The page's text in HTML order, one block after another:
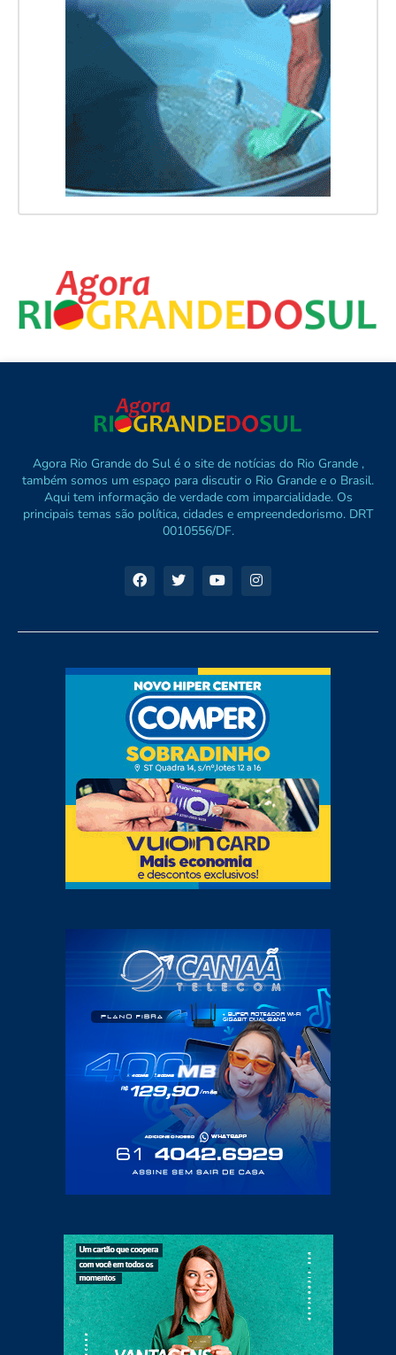
Agora Rio Grande do Sul é o site de notícias do Rio Grande ,
também somos um espaço para discutir o Rio Grande e o Brasil.
Aqui tem informação de verdade com imparcialidade. Os
principais temas são política, cidades e empreendedorismo. DRT
0010556/DF.